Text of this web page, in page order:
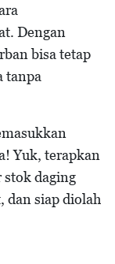
Dengan
bisa tetap
tanpa
Yuk, terapkan
stok daging
dan siap diolah